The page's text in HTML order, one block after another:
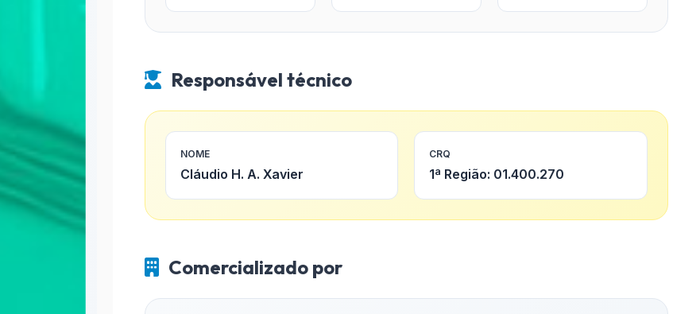
Responsável técnico
NOME
Cláudio H. A. Xavier
CRQ
1ª Região: 01.400.270
Comercializado por